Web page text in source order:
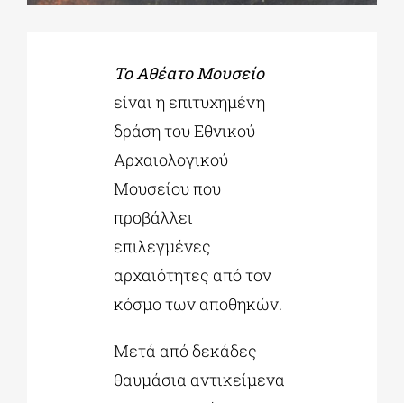
ΕΚΠΑΙΔΕΥΤΙΚΑ ΙΔΡΥΜΑΤΑ
ΠΟΛΙΤΙΣΤΙΚΟΙ ΦΟΡΕΙΣ
ΤοΑθέατο Μουσείο
είναι η επιτυχημένη
δράση του Εθνικού
Αρχαιολογικού
Μουσείου που
προβάλλει
επιλεγμένες
αρχαιότητες από τον
κόσμο των αποθηκών.
Μετά από δεκάδες
θαυμάσια αντικείμενα